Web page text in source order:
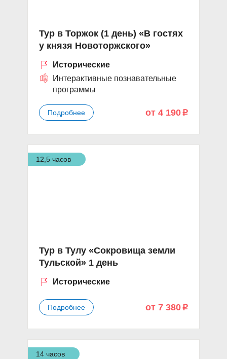
Тур в Торжок (1 день) «В гостях
у князя Новоторжского»
Исторические
Интерактивные познавательные
программы
Подробнее от 4 190 p
12,5 часов
Тур в Тулу «Сокровища земли
Тульской» 1 день
Исторические
Подробнее от 7 380 p
14 часов